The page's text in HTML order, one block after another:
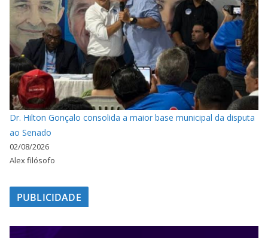
Dr. Hilton Gonçalo consolida a maior base municipal da disputa
ao Senado
02/08/2026
Alex filósofo
PUBLICIDADE